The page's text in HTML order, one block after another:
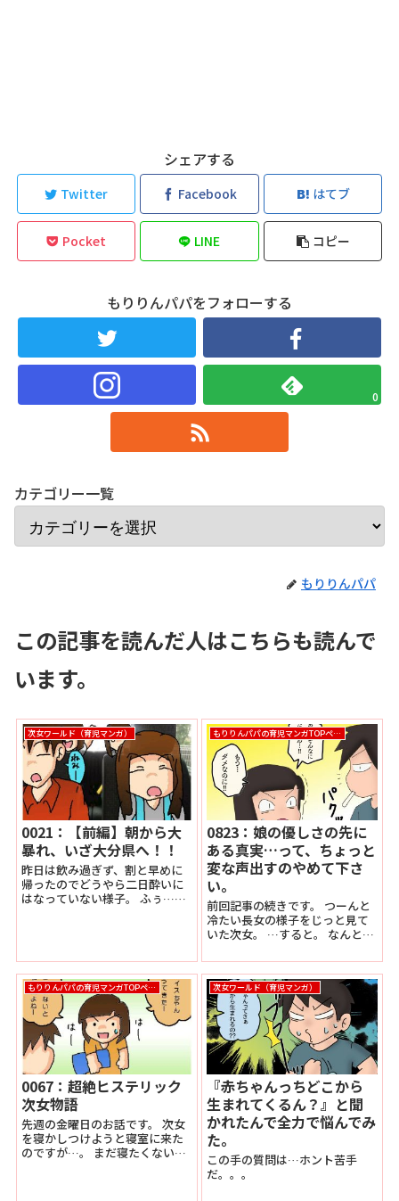
シェアする
Twitter Facebook はてブ
Pocket LINE コピー
もりりんパパをフォローする
0
カテゴリー一覧
もりりんパパ
この記事を読んだ人はこちらも読んで
います。
次女ワールド（育児マンガ）
0021：【前編】朝から大
暴れ、いざ大分県へ！！
昨日は飲み過ぎず、割と早めに
帰ったのでどうやら二日酔いに
はなっていない様子。 ふぅ…良
か、...
もりりんパパの育児マンガTOPページ
0823：娘の優しさの先に
ある真実…って、ちょっと
変な声出すのやめて下さ
い。
前回記事の続きです。 つーんと
冷たい長女の様子をじっと見て
いた次女。 …すると。 なんとこ
か！ なんと…なんということで
しょう。 反抗期の...
もりりんパパの育児マンガTOPページ
0067：超絶ヒステリック
次女物語
先週の金曜日のお話です。 次女
を寝かしつけようと寝室に来た
のですが…。 まだ寝たくない
次女ワールド（育児マンガ）
『赤ちゃんっちどこから
生まれてくるん？』と聞
かれたんで全力で悩んでみ
た。
この手の質問は…ホント苦手
だ。。。